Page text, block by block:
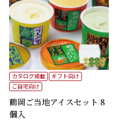
鶴岡ご当地アイスセット 8
個入
カタログ掲載
ギフト向け
ご自宅向け